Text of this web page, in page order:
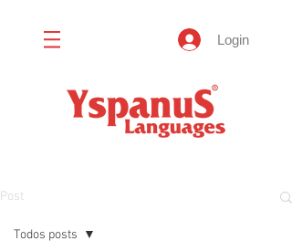
Login
Post
Todos posts